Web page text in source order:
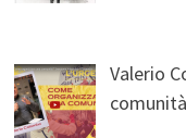
Valerio